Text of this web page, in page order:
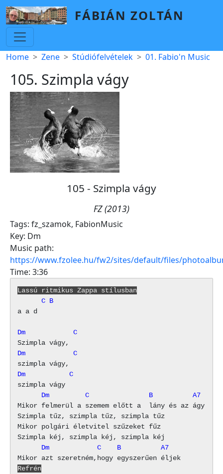
Skip to main content
FÁBIÁN ZOLTÁN
Breadcrumb
Home Zene Stúdiófelvételek 01. Fabio'n Music
105. Szimpla vágy
105 - Szimpla vágy
FZ (2013)
Tags: fz_szamok, FabionMusic
Key: Dm
Music path:
https://www.fzolee.hu/fw2/sites/default/files/
Time: 3:36
Lassú ritmikus Zappa stílusban
      C B
a a d
Dm            C
Dm            C
Dm           C
      Dm         C               B          A7
Mikor felmerül a szemem előtt a  lány és az ágy
Szimpla tűz, szimpla tűz, szimpla tűz
Mikor polgári életvitel szűzeket fűz
      Dm            C    B          A7
Refrén